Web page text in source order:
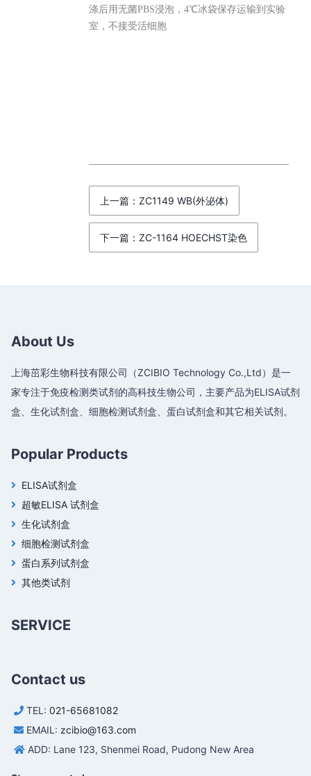
涤后用无菌PBS浸泡，4℃冰袋保存运输到实验
室，不接受活细胞
上一篇：ZC1149 WB(外泌体)
下一篇：ZC-1164 HOECHST染色
About Us
上海茁彩生物科技有限公司（ZCIBIO Technology Co.,Ltd）是一
家专注于免疫检测类试剂的高科技生物公司，主要产品为ELISA试剂
盒、生化试剂盒、细胞检测试剂盒、蛋白试剂盒和其它相关试剂。
Popular Products
ELISA试剂盒
超敏ELISA 试剂盒
生化试剂盒
细胞检测试剂盒
蛋白系列试剂盒
其他类试剂
SERVICE
Contact us
TEL: 021-65681082
EMAIL: zcibio@163.com
ADD: Lane 123, Shenmei Road, Pudong New Area